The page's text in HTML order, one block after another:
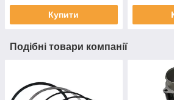
Купити
Подібні товари компанії